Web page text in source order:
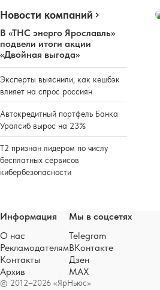
Новости компаний
В «ТНС энерго Ярославль»
подвели итоги акции
«Двойная выгода»
Эксперты выяснили, как кешбэк
влияет на спрос россиян
Автокредитный портфель Банка
Уралсиб вырос на 23%
Т2 признан лидером по числу
бесплатных сервисов
кибербезопасности
© 2012–2026 «ЯрНьюс»
Информация
О нас
Рекламодателям
Контакты
Архив
Мы в соцсетях
Telegram
ВКонтакте
Дзен
MAX